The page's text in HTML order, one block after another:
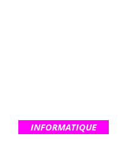
INFORMATIQUE